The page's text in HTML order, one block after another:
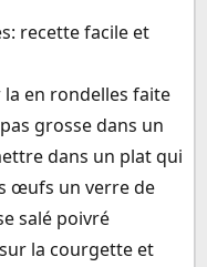
recette facile et
en rondelles faite
grosse dans un
dans un plat qui
œufs un verre de
salé poivré
la courgette et